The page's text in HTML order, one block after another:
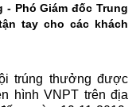
- Phó Giám đốc Trung
tay cho các khách
trúng thưởng được
hình VNPT trên địa